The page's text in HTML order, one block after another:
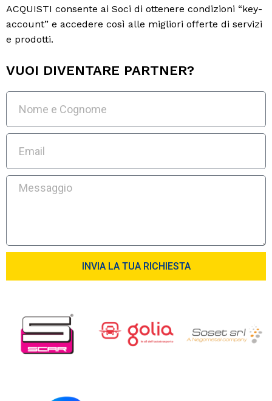
ACQUISTI consente ai Soci di ottenere condizioni “key-
account” e accedere così alle migliori offerte di servizi
e prodotti.
VUOI DIVENTARE PARTNER?
INVIA LA TUA RICHIESTA